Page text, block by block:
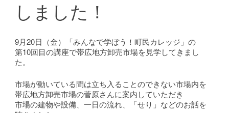
しました！
9月20日（金）「みんなで学ぼう！町民カレッジ」の
第10回目の講座で帯広地方卸売市場を見学してきまし
た。
市場が動いている間は立ち入ることのできない市場内を
帯広地方卸売市場の菅原さんに案内していただき
市場の建物や設備、一日の流れ、「せり」などのお話を